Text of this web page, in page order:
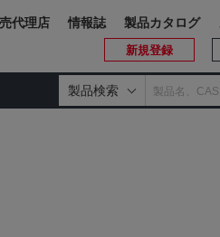
製品検索
新規登録
代理店 情報誌 製品カタログ